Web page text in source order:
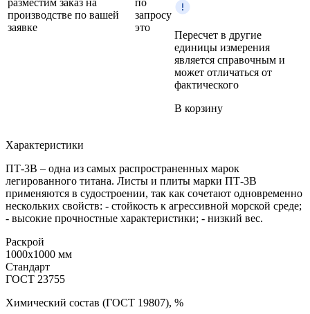
производстве по вашей
заявке
запросу
это
Пересчет в другие
единицы измерения
является справочным и
может отличаться от
фактического
В корзину
Характеристики
ПТ-3В – одна из самых распространенных марок
легированного титана. Листы и плиты марки ПТ-3В
применяются в судостроении, так как сочетают одновременно
нескольких свойств: - стойкость к агрессивной морской среде;
- высокие прочностные характеристики; - низкий вес.
Раскрой
1000x1000 мм
Стандарт
ГОСТ 23755
Химический состав (ГОСТ 19807), %